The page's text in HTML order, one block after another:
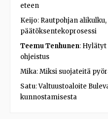
eteen
Keijo: Rautpohjan alikulku,
päätöksentekoprosessi
Teemu Tenhunen: Hylätyt
ohjeistus
Mika:Miksi suojateitä
Satu:Valtuustoaloite
kunnostamisesta